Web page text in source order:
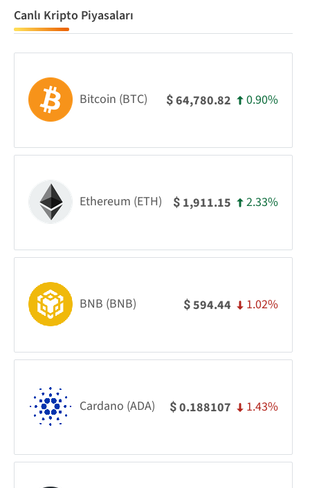
Canlı Kripto Piyasaları
Bitcoin (BTC) $64,780.82 0.90%
Ethereum (ETH) $ 1,911.15 2.33%
BNB (BNB) $594.44 1.02%
Cardano (ADA) $0.188107 1.43%